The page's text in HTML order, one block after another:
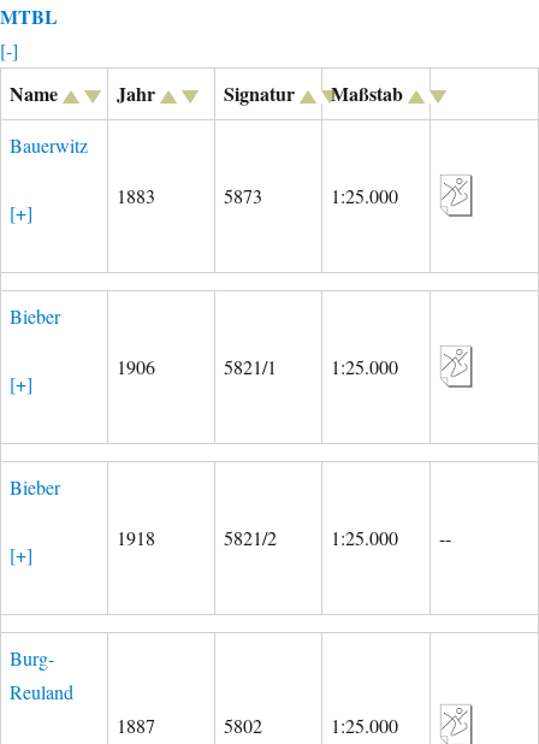
MTBL
[-]
Name Jahr Signatur Maßstab
Bauerwitz
[+]
1883 5873 1:25.000
Bieber
[+]
1906 5821/1 1:25.000
Bieber
[+]
1918 5821/2 1:25.000 --
Burg-
Reuland
1887 5802 1:25.000